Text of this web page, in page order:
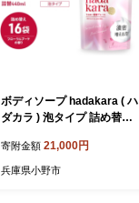
ボディソープ hadakara ( ハ
ダカラ ) 泡タイプ 詰め替え
プ 泡ボディソープ 泡 日用
品 消耗品 バス用品 大容量
寄附金額 21,000円
兵庫県小野市